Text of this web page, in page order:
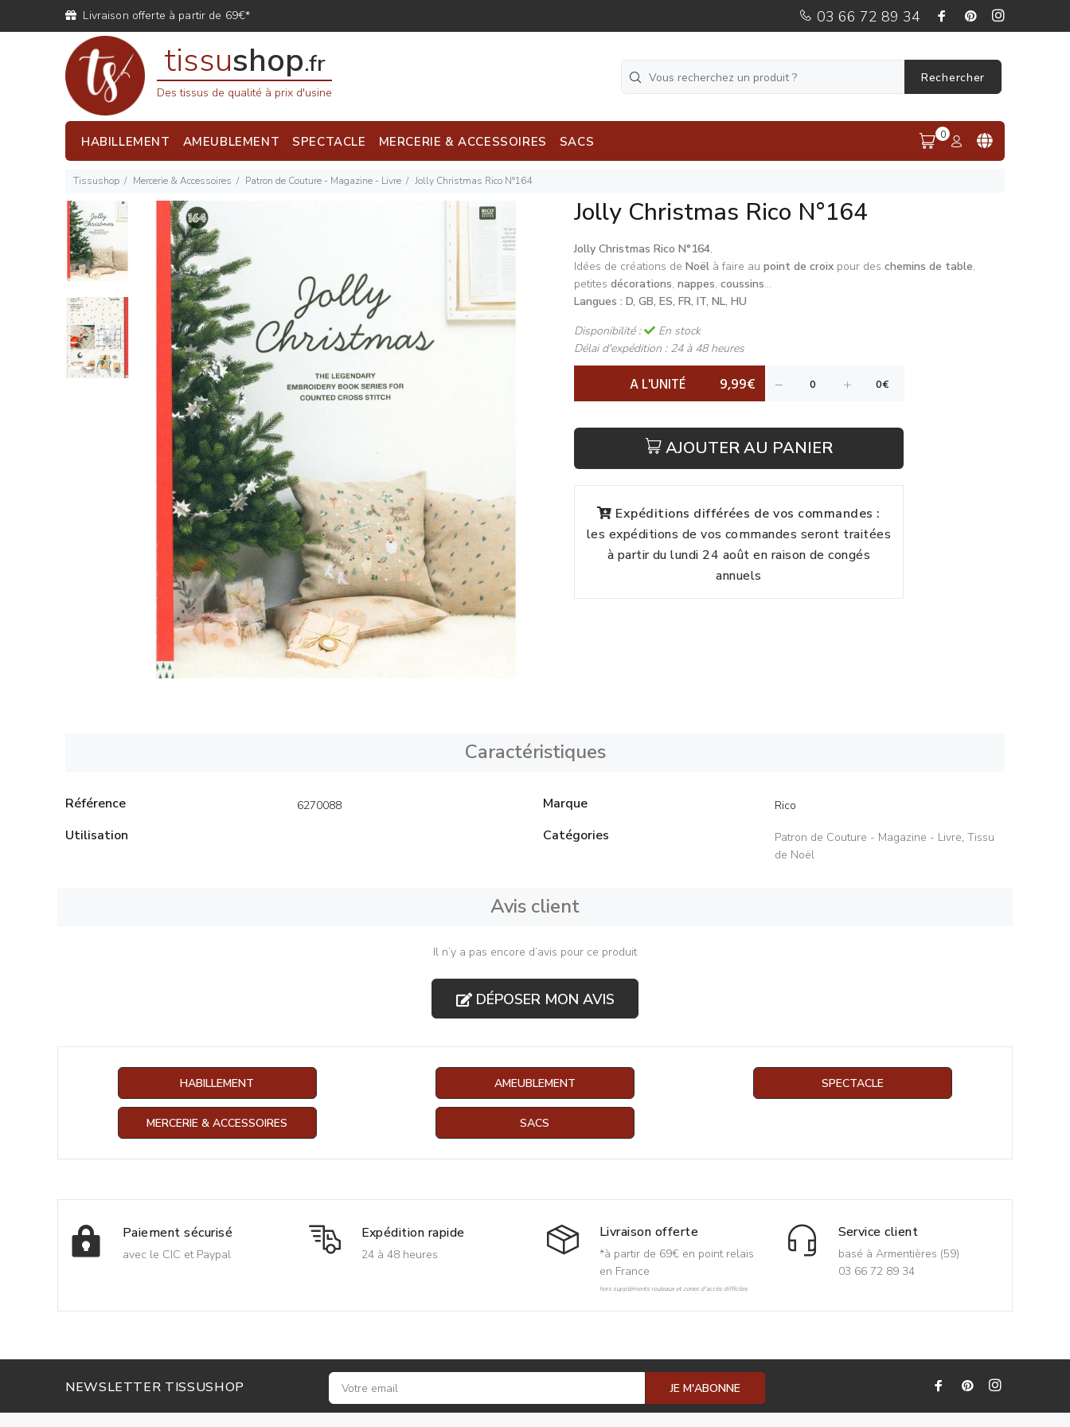
Livraison offerte à partir de 69€* 03 66 72 89 34
tissushop.fr
Des tissus de qualité à prix d'usine
Rechercher
HABILLEMENT AMEUBLEMENT SPECTACLE MERCERIE & ACCESSOIRES SACS 0
Tissushop Mercerie & Accessoires Patron de Couture - Magazine - Livre Jolly Christmas Rico N°164
Jolly Christmas Rico N°164
Jolly Christmas Rico N°164,
Idées de créations de Noël à faire au point de croix pour des chemins de table,
petites décorations, nappes, coussins...
Langues : D, GB, ES, FR, IT, NL, HU
Disponibilité :
En stock
Délai d'expédition : 24 à 48 heures
A L'UNITÉ 9,99€
AJOUTER AU PANIER
Expéditions différées de vos commandes :
les expéditions de vos commandes seront traitées
à partir du lundi 24 août en raison de congés
annuels
Caractéristiques
Référence 6270088
Utilisation
Marque Rico
Catégories Patron de Couture - Magazine - Livre, Tissu
de Noël
Avis client
Il n’y a pas encore d’avis pour ce produit
DÉPOSER MON AVIS
HABILLEMENT AMEUBLEMENT SPECTACLE
MERCERIE & ACCESSOIRES SACS
Paiement sécurisé
avec le CIC et Paypal
Expédition rapide
24 à 48 heures
Livraison offerte
*à partir de 69€ en point relais
en France
hors suppléments rouleaux et zones d'accès difficiles
Service client
basé à Armentières (59)
03 66 72 89 34
NEWSLETTER TISSUSHOP JE M'ABONNE